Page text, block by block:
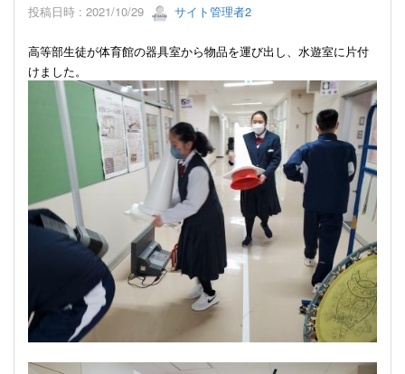
投稿日時 : 2021/10/29 サイト管理者2
高等部生徒が体育館の器具室から物品を運び出し、水遊室に片付
けました。